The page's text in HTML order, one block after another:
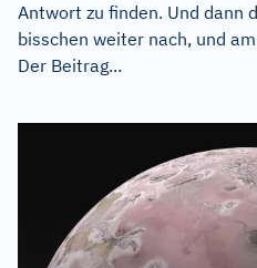
Antwort zu finden. Und dann
bisschen weiter nach, und
Der Beitrag...